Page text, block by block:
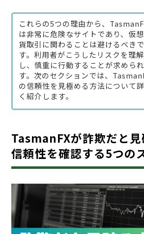
これらの5つの理由から、
は非常に危険なサイトであり、仮
貨取引に関わることは避けるべきで
す。利用者がこうしたリスクを理解
し、慎重に行動することが求めら
す。次のセクションでは、
の信頼性を見極める方法について
く紹介します。
TasmanFXが詐欺だと見
信頼性を確認する5つの